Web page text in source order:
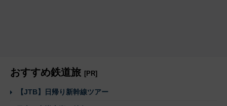
おすすめ鉄道旅 [PR]
【JTB】日帰り新幹線ツアー